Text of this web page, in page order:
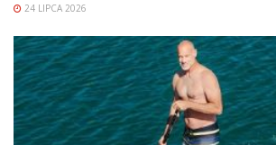
24 LIPCA 2026